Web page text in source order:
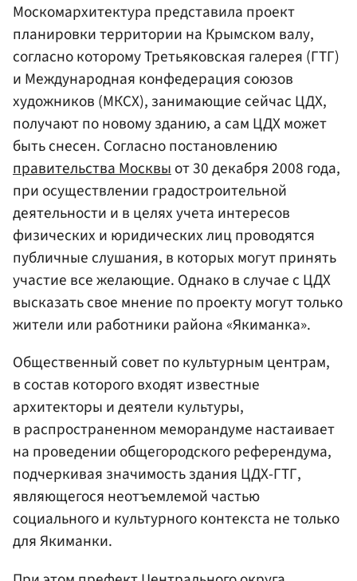
Москомархитектура представила проект
планировки территории на Крымском валу,
согласно которому Третьяковская галерея (ГТГ)
и Международная конфедерация союзов
художников (МКСХ), занимающие сейчас ЦДХ,
получают по новому зданию, а сам ЦДХ может
быть снесен. Согласно постановлению
правительства Москвыот 30 декабря 2008 года,
при осуществлении градостроительной
деятельности и в целях учета интересов
физических и юридических лиц проводятся
публичные слушания, в которых могут принять
участие все желающие. Однако в случае с ЦДХ
высказать свое мнение по проекту могут только
жители или работники района «Якиманка».
Общественный совет по культурным центрам,
в состав которого входят известные
архитекторы и деятели культуры,
в распространенном меморандуме настаивает
на проведении общегородского референдума,
подчеркивая значимость здания ЦДХ-ГТГ,
являющегося неотъемлемой частью
социального и культурного контекста не только
для Якиманки.